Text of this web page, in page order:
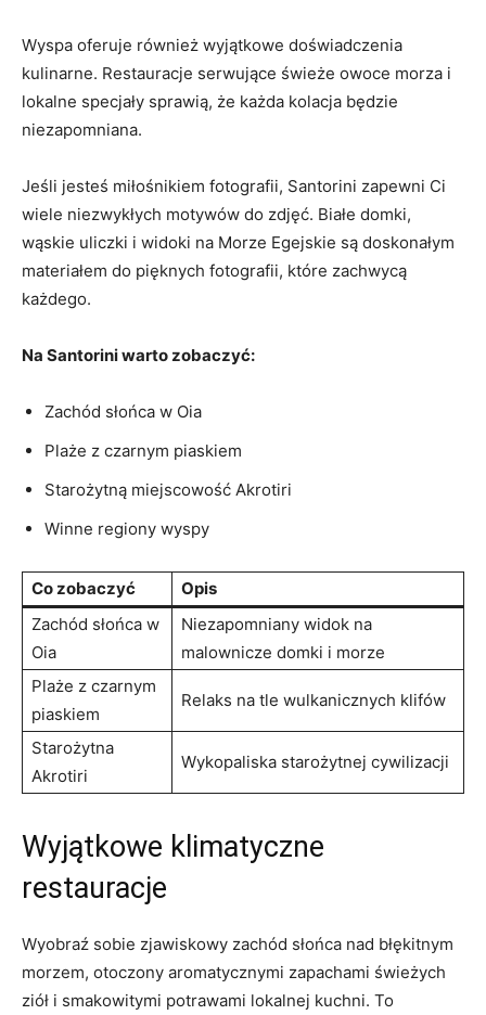
Wyspa oferuje⁢ również⁣ wyjątkowe⁤ doświadczenia
⁣kulinarne. Restauracje serwujące świeże owoce⁢ morza i
lokalne specjały sprawią, że‍ każda ‍kolacja będzie
niezapomniana.
Jeśli jesteś ‌miłośnikiem fotografii, Santorini​ zapewni⁢ Ci
‌wiele⁣ niezwykłych motywów do zdjęć. Białe domki,
wąskie uliczki i widoki​ na Morze ‌Egejskie są​ doskonałym
materiałem do pięknych ‍fotografii, które zachwycą
każdego.
Na⁤ Santorini warto zobaczyć:
Zachód słońca w⁣ Oia
Plaże z ⁣czarnym piaskiem
Starożytną miejscowość Akrotiri
Winne regiony wyspy
Co zobaczyć
Opis
Zachód‌ słońca w⁤
Oia
Niezapomniany⁣ widok na
malownicze domki i morze
Plaże z czarnym
piaskiem
Relaks ⁤na ‍tle wulkanicznych klifów
Starożytna
‌Akrotiri
Wykopaliska starożytnej cywilizacji
Wyjątkowe klimatyczne
restauracje
Wyobraź sobie zjawiskowy​ zachód słońca nad błękitnym
⁢morzem,‌ otoczony ⁤aromatycznymi zapachami świeżych
ziół i smakowitymi potrawami lokalnej kuchni. To